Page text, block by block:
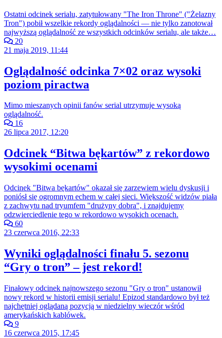
Ostatni odcinek serialu, zatytułowany "The Iron Throne" ("Żelazny
Tron") pobił wszelkie rekordy oglądalności — nie tylko zanotował
najwyższą oglądalność ze wszystkich odcinków serialu, ale także…
20
21 maja 2019, 11:44
Oglądalność odcinka 7×02 oraz wysoki
poziom piractwa
Mimo mieszanych opinii fanów serial utrzymuje wysoką
oglądalność.
16
26 lipca 2017, 12:20
Odcinek “Bitwa bękartów” z rekordowo
wysokimi ocenami
Odcinek "Bitwa bękartów" okazał się zarzewiem wielu dyskusji i
poniósł się ogromnym echem w całej sieci. Większość widzów piała
z zachwytu nad tryumfem "drużyny dobra", i znajdujemy
odzwierciedlenie tego w rekordowo wysokich ocenach.
60
23 czerwca 2016, 22:33
Wyniki oglądalności finału 5. sezonu
“Gry o tron” – jest rekord!
Finałowy odcinek najnowszego sezonu "Gry o tron" ustanowił
nowy rekord w historii emisji serialu! Epizod standardowo był też
najchętniej oglądaną pozycją w niedzielny wieczór wśród
amerykańskich kablówek.
9
16 czerwca 2015, 17:45